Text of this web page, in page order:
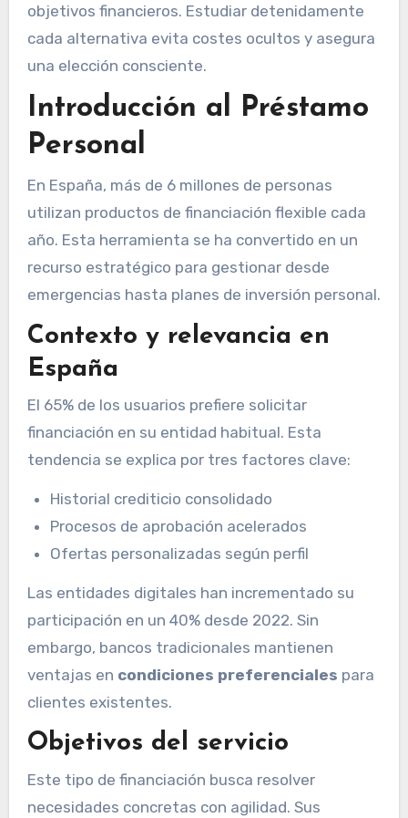
objetivos financieros. Estudiar detenidamente
cada alternativa evita costes ocultos y asegura
una elección consciente.
Introducción al Préstamo
Personal
En España, más de 6 millones de personas
utilizan productos de financiación flexible cada
año. Esta herramienta se ha convertido en un
recurso estratégico para gestionar desde
emergencias hasta planes de inversión personal.
Contexto y relevancia en
España
El 65% de los usuarios prefiere solicitar
financiación en su entidad habitual. Esta
tendencia se explica por tres factores clave:
Historial crediticio consolidado
Procesos de aprobación acelerados
Ofertas personalizadas según perfil
Las entidades digitales han incrementado su
participación en un 40% desde 2022. Sin
embargo, bancos tradicionales mantienen
ventajas en condiciones preferenciales para
clientes existentes.
Objetivos del servicio
Este tipo de financiación busca resolver
necesidades concretas con agilidad. Sus